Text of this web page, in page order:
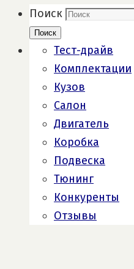
Поиск
Поиск
Тест-драйв
Комплектации
Кузов
Салон
Двигатель
Коробка
Подвеска
Тюнинг
Конкуренты
Отзывы